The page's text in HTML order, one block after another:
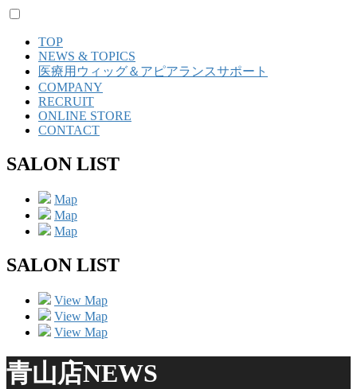
TOP
NEWS & TOPICS
医療用ウィッグ＆アピアランスサポート
COMPANY
RECRUIT
ONLINE STORE
CONTACT
SALON LIST
Map
Map
Map
SALON LIST
View Map
View Map
View Map
青山店NEWS